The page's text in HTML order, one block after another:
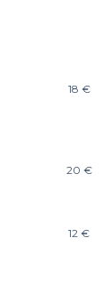
18 €
20 €
12 €